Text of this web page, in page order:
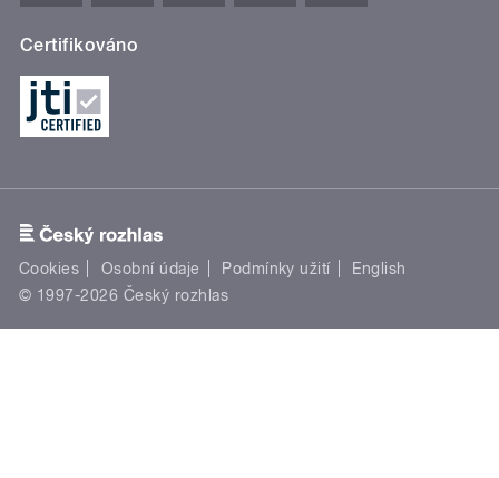
Certifikováno
Cookies Osobní údaje Podmínky užití
English
© 1997-2026 Český rozhlas